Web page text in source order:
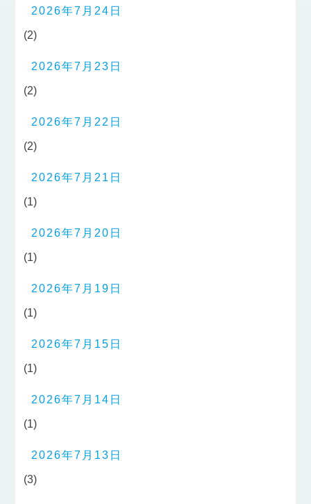
2026年7月24日
(2)
2026年7月23日
(2)
2026年7月22日
(2)
2026年7月21日
(1)
2026年7月20日
(1)
2026年7月19日
(1)
2026年7月15日
(1)
2026年7月14日
(1)
2026年7月13日
(3)